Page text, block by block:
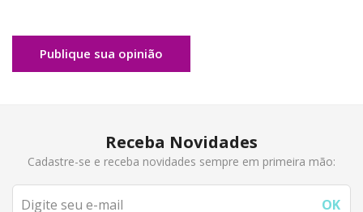
Publique sua opinião
Receba Novidades
Cadastre-se e receba novidades sempre em primeira mão: